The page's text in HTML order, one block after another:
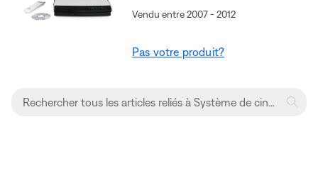
Vendu entre 2007 - 2012
Pas votre produit?